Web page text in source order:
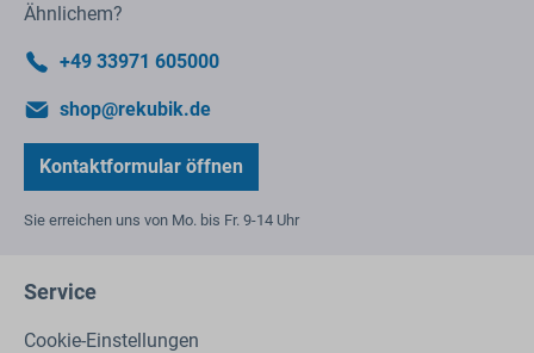
Ähnlichem?
+49 33971 605000
shop@rekubik.de
Kontaktformular öffnen
Sie erreichen uns von Mo. bis Fr. 9-14 Uhr
Service
Cookie-Einstellungen